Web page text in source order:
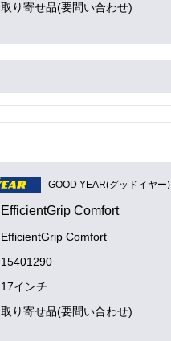
取り寄せ品(要問い合わせ)
GOOD YEAR(グッドイヤー)
EfficientGrip Comfort
EfficientGrip Comfort
15401290
17インチ
取り寄せ品(要問い合わせ)